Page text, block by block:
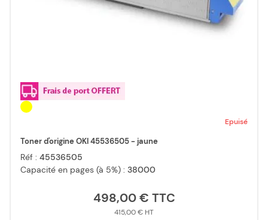
Epuisé
Toner d'origine OKI 45536505 - jaune
Réf : 45536505
Capacité en pages (à 5%) : 38000
498,00 €
415,00 €